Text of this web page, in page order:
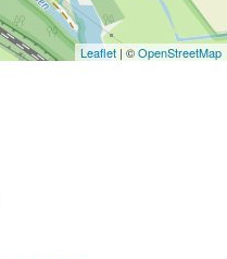
Leaflet | ©OpenStreetMap